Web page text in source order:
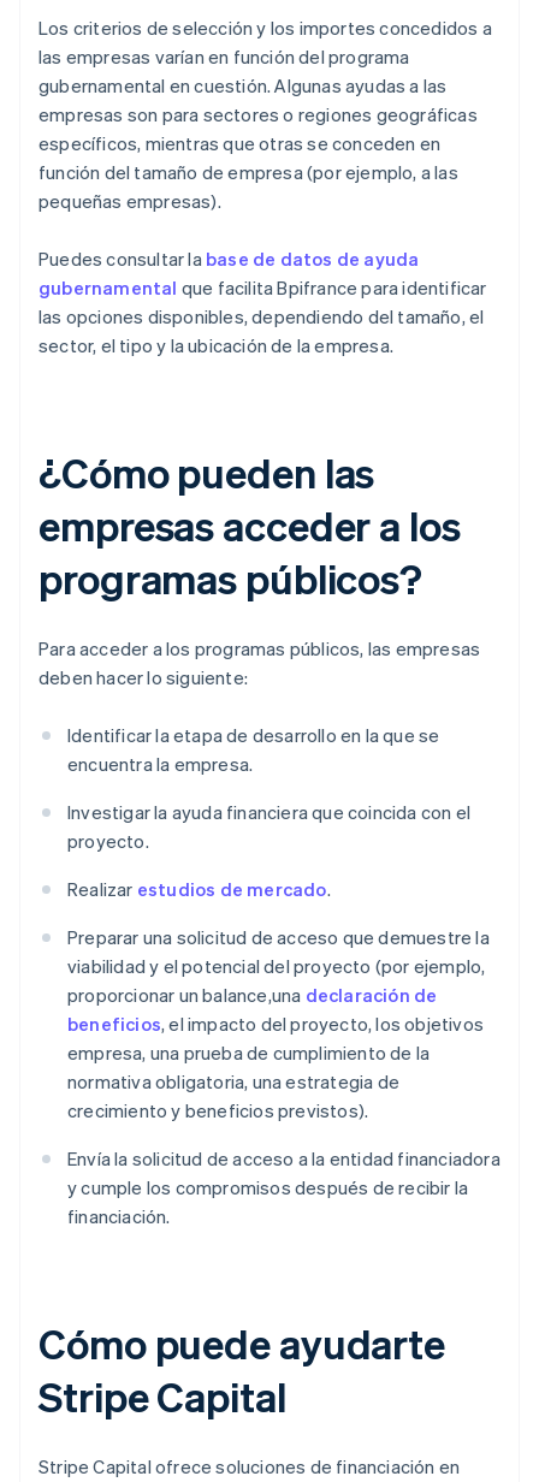
Los criterios de selección y los importes concedidos a
las empresas varían en función del programa
gubernamental en cuestión. Algunas ayudas a las
empresas son para sectores o regiones geográficas
específicos, mientras que otras se conceden en
función del tamaño de empresa (por ejemplo, a las
pequeñas empresas).
Puedes consultar la base de datos de ayuda
gubernamental que facilita Bpifrance para identificar
las opciones disponibles, dependiendo del tamaño, el
sector, el tipo y la ubicación de la empresa.
¿Cómo pueden las
empresas acceder a los
programas públicos?
Para acceder a los programas públicos, las empresas
deben hacer lo siguiente:
Identificar la etapa de desarrollo en la que se
encuentra la empresa.
Investigar la ayuda financiera que coincida con el
proyecto.
Realizar estudios de mercado.
Preparar una solicitud de acceso que demuestre la
viabilidad y el potencial del proyecto (por ejemplo,
proporcionar un balance,una declaración de
beneficios, el impacto del proyecto, los objetivos
empresa, una prueba de cumplimiento de la
normativa obligatoria, una estrategia de
crecimiento y beneficios previstos).
Envía la solicitud de acceso a la entidad financiadora
y cumple los compromisos después de recibir la
financiación.
Cómo puede ayudarte
Stripe Capital
Stripe Capital ofrece soluciones de financiación en